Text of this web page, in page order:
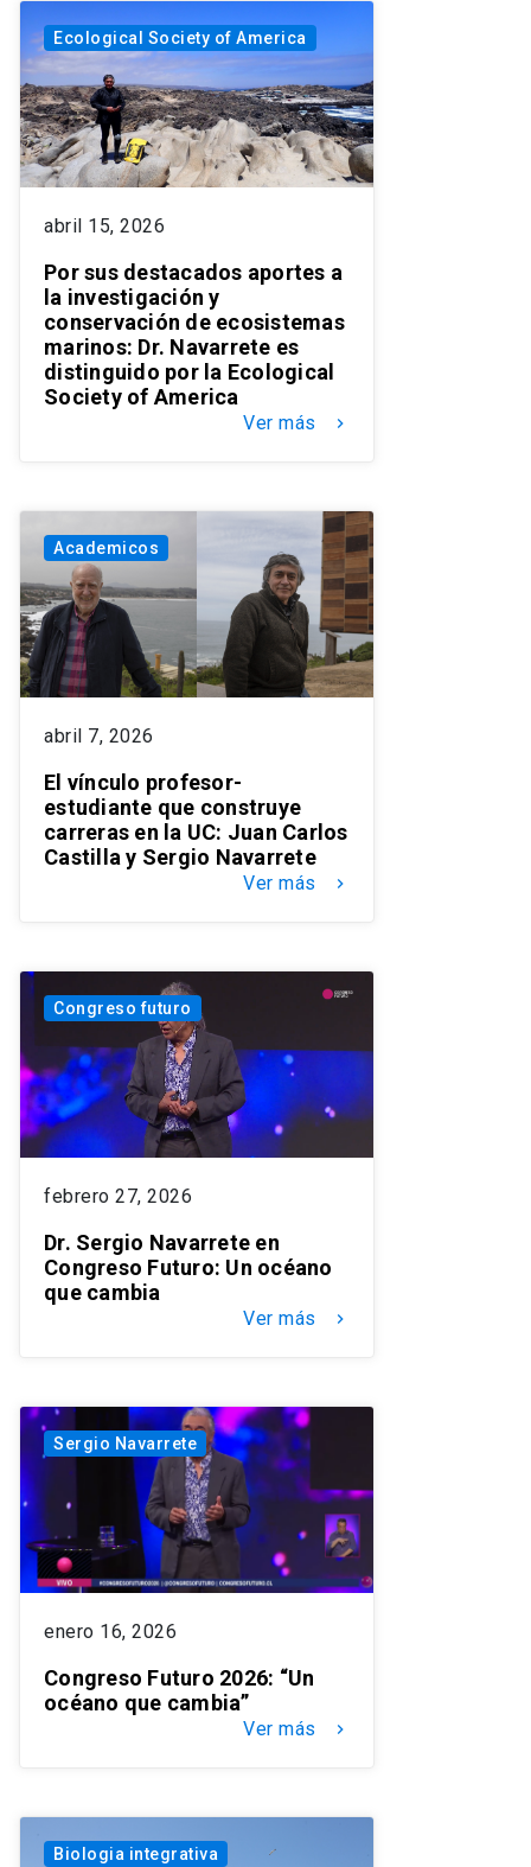
Ecological Society of America
abril 15, 2026
Por sus destacados aportes a
la investigación y
conservación de ecosistemas
marinos: Dr. Navarrete es
distinguido por la Ecological
Society of America
Ver más keyboard_arrow_right
Academicos
abril 7, 2026
El vínculo profesor-
estudiante que construye
carreras en la UC: Juan Carlos
Castilla y Sergio Navarrete
Ver más keyboard_arrow_right
Congreso futuro
febrero 27, 2026
Dr. Sergio Navarrete en
Congreso Futuro: Un océano
que cambia
Ver más keyboard_arrow_right
Sergio Navarrete
enero 16, 2026
Congreso Futuro 2026: “Un
océano que cambia”
Ver más keyboard_arrow_right
Biologia integrativa